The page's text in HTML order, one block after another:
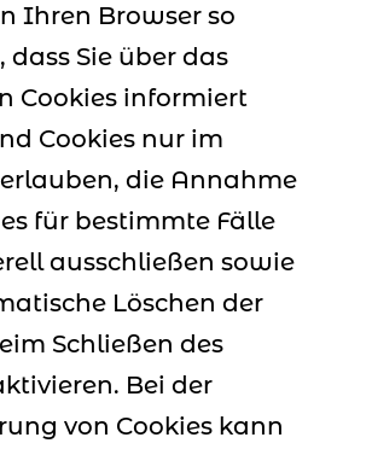
Ihren Browser so
dass Sie über das
Cookies informiert
Cookies nur im
die Annahme
für bestimmte Fälle
ausschließen sowie
Löschen der
Schließen des
Bei der
von Cookies kann